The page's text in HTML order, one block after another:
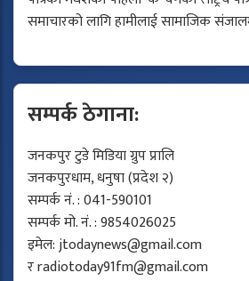
समाचारको लागि हामीलाई सामाजिक
सम्पर्क ठेगाना:
जनकपुर टुडे मिडिया ग्रुप प्रालि
जनकपुरधाम, धनुषा (प्रदेश २)
सम्पर्क नं. : 041-590101
सम्पर्क मो. नं. : 9854026025
इमेल:jtodaynews@gmail.com
रradiotoday91fm@gmail.com